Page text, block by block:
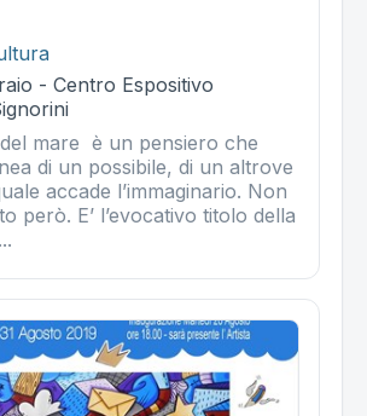
- Centro Espositivo
del mare è un pensiero che
di un possibile, di un altrove
accade l’immaginario. Non
però. E’ l’evocativo titolo della